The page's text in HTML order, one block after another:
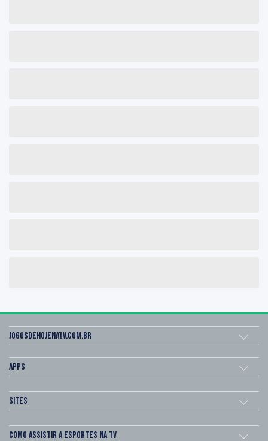
Jogosdehojenatv.com.br
Apps
Sites
Como assistir a esportes na TV